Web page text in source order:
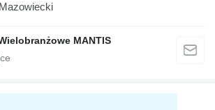
MANTIS